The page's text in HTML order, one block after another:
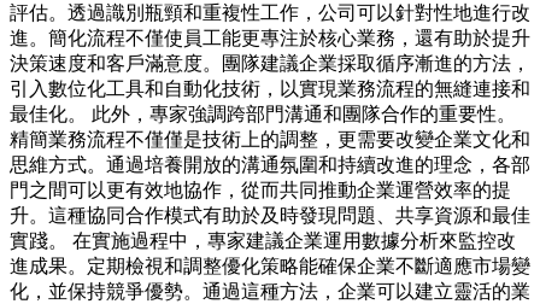
評估。透過識別瓶頸和重複性工作，公司可以針對性地進行改
進。簡化流程不僅使員工能更專注於核心業務，還有助於提升
決策速度和客戶滿意度。團隊建議企業採取循序漸進的方法，
引入數位化工具和自動化技術，以實現業務流程的無縫連接和
最佳化。 此外，專家強調跨部門溝通和團隊合作的重要性。
精簡業務流程不僅僅是技術上的調整，更需要改變企業文化和
思維方式。通過培養開放的溝通氛圍和持續改進的理念，各部
門之間可以更有效地協作，從而共同推動企業運營效率的提
升。這種協同合作模式有助於及時發現問題、共享資源和最佳
實踐。 在實施過程中，專家建議企業運用數據分析來監控改
進成果。定期檢視和調整優化策略能確保企業不斷適應市場變
化，並保持競爭優勢。通過這種方法，企業可以建立靈活的業